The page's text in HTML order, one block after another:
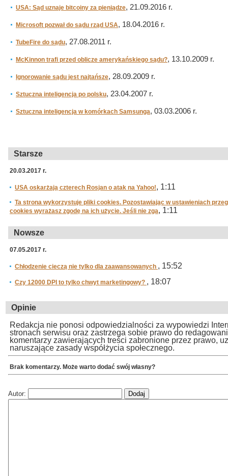
USA: Sąd uznaje bitcoiny za pieniądze, 21.09.2016 r.
Microsoft pozwał do sądu rząd USA, 18.04.2016 r.
TubeFire do sądu, 27.08.2011 r.
McKinnon trafi przed oblicze amerykańskiego sądu?, 13.10.2009 r.
Ignorowanie sądu jest najtańsze, 28.09.2009 r.
Sztuczna inteligencja po polsku, 23.04.2007 r.
Sztuczna inteligencja w komórkach Samsunga, 03.03.2006 r.
Starsze
20.03.2017 r.
USA oskarżają czterech Rosjan o atak na Yahoo!, 1:11
Ta strona wykorzystuje pliki cookies. Pozostawiając w ustawieniach
cookies wyrażasz zgodę na ich użycie. Jeśli nie zga, 1:11
Nowsze
07.05.2017 r.
Chłodzenie cieczą nie tylko dla zaawansowanych , 15:52
Czy 12000 DPI to tylko chwyt marketingowy? , 18:07
Opinie
Redakcja nie ponosi odpowiedzialności za wypowiedzi
stronach serwisu oraz zastrzega sobie prawo do
komentarzy zawierających treści zabronione przez prawo,
naruszające zasady współżycia społecznego.
Brak komentarzy. Może warto dodać swój własny?
Autor: